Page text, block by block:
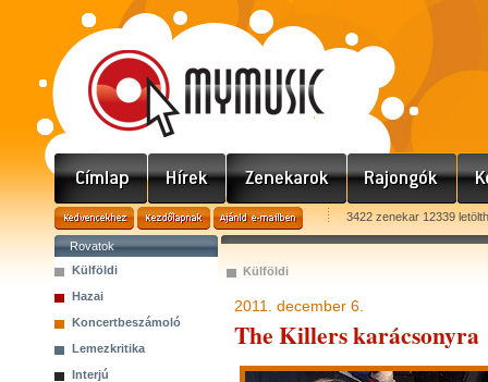
3422 zenekar 12339
Rovatok
Külföldi
Hazai
Koncertbeszámoló
Lemezkritika
Interjú
Külföldi
2011. december 6.
The Killers karácsonyra